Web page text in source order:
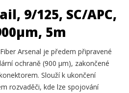
9/125, SC/APC,
5m
Arsenal je předem připravené
ochraně (900 µm), zakončené
Slouží k ukončení
rozvaděči, kde lze spojování